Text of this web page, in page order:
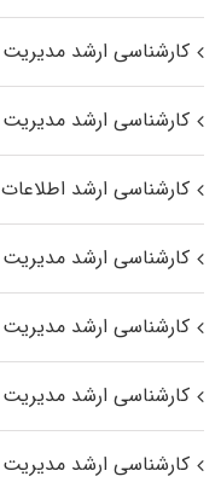
کارشناسی ارشد مدیریت
کارشناسی ارشد مدیریت
کارشناسی ارشد اطلاعات
کارشناسی ارشد مدیریت
کارشناسی ارشد مدیریت
کارشناسی ارشد
کارشناسی ارشد